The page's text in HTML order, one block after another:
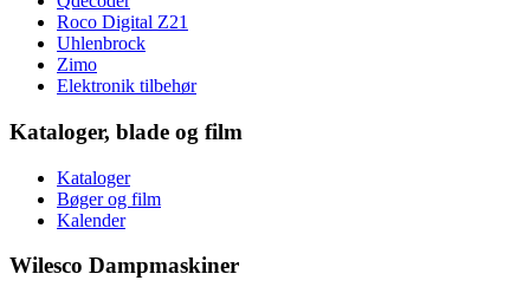
Roco Digital Z21
Uhlenbrock
Zimo
Elektronik tilbehør
Kataloger, blade og film
Kataloger
Bøger og film
Kalender
Wilesco Dampmaskiner